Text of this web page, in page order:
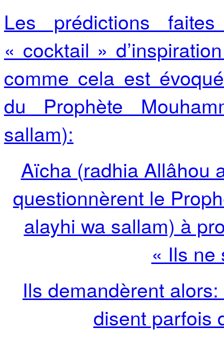
Les prédictions
« cocktail »
comme cela est
du Prophète
sallam):
Aïcha (radhia Allâhou
questionnèrent le
alayhi wa sallam) à
« Ils ne
Ils demandèrent
disent parfois